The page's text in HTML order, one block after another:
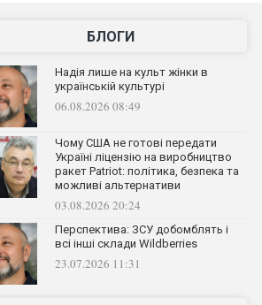
БЛОГИ
Надія лише на культ жінки в
українській культурі
06.08.2026 08:49
Чому США не готові передати
Україні ліцензію на виробництво
ракет Patriot: політика, безпека та
можливі альтернативи
03.08.2026 20:24
Перспектива: ЗСУ добомблять і
всі інші склади Wildberries
23.07.2026 11:31